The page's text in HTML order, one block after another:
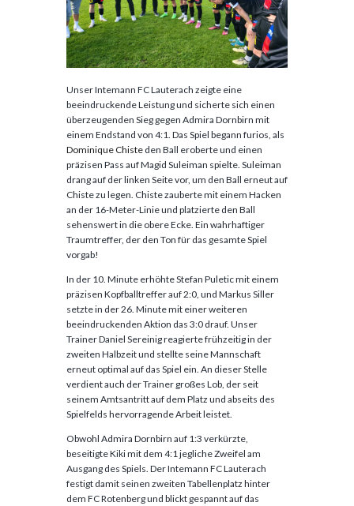
Unser Intemann FC Lauterach zeigte eine
beeindruckende Leistung und sicherte sich einen
überzeugenden Sieg gegen Admira Dornbirn mit
einem Endstand von 4:1. Das Spiel begann furios, als
Dominique Chiste den Ball eroberte und einen
präzisen Pass auf Magid Suleiman spielte. Suleiman
drang auf der linken Seite vor, um den Ball erneut auf
Chiste zu legen. Chiste zauberte mit einem Hacken
an der 16-Meter-Linie und platzierte den Ball
sehenswert in die obere Ecke. Ein wahrhaftiger
Traumtreffer, der den Ton für das gesamte Spiel
vorgab!
In der 10. Minute erhöhte Stefan Puletic mit einem
präzisen Kopfballtreffer auf 2:0, und Markus Siller
setzte in der 26. Minute mit einer weiteren
beeindruckenden Aktion das 3:0 drauf. Unser
Trainer Daniel Sereinig reagierte frühzeitig in der
zweiten Halbzeit und stellte seine Mannschaft
erneut optimal auf das Spiel ein. An dieser Stelle
verdient auch der Trainer großes Lob, der seit
seinem Amtsantritt auf dem Platz und abseits des
Spielfelds hervorragende Arbeit leistet.
Obwohl Admira Dornbirn auf 1:3 verkürzte,
beseitigte Kiki mit dem 4:1 jegliche Zweifel am
Ausgang des Spiels. Der Intemann FC Lauterach
festigt damit seinen zweiten Tabellenplatz hinter
dem FC Rotenberg und blickt gespannt auf das